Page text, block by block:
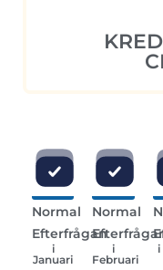
Normal
Efterfrågan
i
Januari
Normal
i
Februari
i